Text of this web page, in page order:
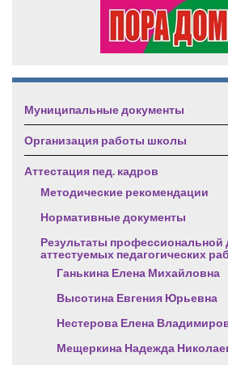
Муниципальные документы
Организация работы школы
Аттестация пед. кадров
Методические рекомендации
Нормативные документы
Результаты профессиональной
аттестуемых педагогических
Ганькина Елена Михайловна
Высотина Евгения Юрьевна
Нестерова Елена
Мещеркина Надежда